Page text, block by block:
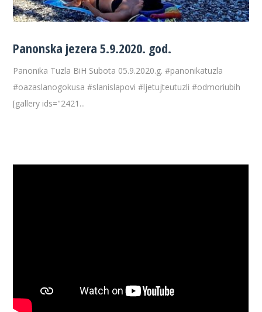
Panonska jezera 5.9.2020. god.
Panonika Tuzla BiH Subota 05.9.2020.g. #panonikatuzla
#oazaslanogokusa #slanislapovi #ljetujteutuzli #odmoriubih
[gallery ids="2421...